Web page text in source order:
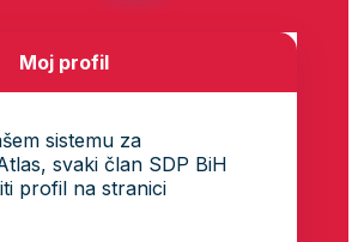
Moj profil
sistemu za
svaki član SDP BiH
profil na stranici